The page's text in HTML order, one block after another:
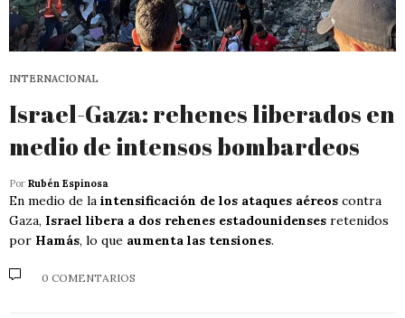
INTERNACIONAL
Israel-Gaza: rehenes liberados en
medio de intensos bombardeos
Por Rubén Espinosa
En medio de la intensificación de los ataques aéreos contra
Gaza, Israel libera a dos rehenes estadounidenses retenidos
por Hamás, lo que aumenta las tensiones.
0 COMENTARIOS